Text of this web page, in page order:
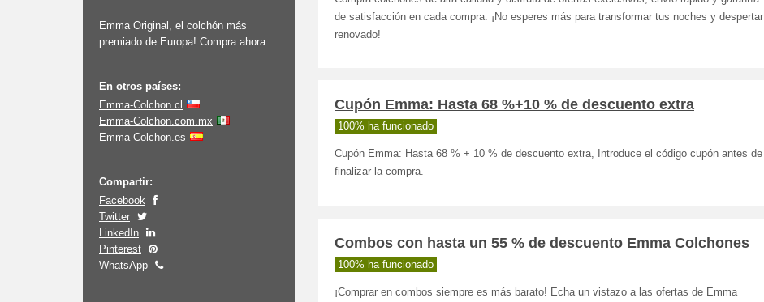
Emma Original, el colchón más
premiado de Europa! Compra ahora.
En otros países:
Emma-Colchon.cl
Emma-Colchon.com.mx
Emma-Colchon.es
Compartir:
Facebook
Twitter
LinkedIn
Pinterest
WhatsApp
de satisfacción en cada compra. ¡No esperes más para transformar tus noches y despertar
renovado!
Cupón Emma: Hasta 68 %+10 % de descuento extra
100% ha funcionado
Cupón Emma: Hasta 68 % + 10 % de descuento extra, Introduce el código cupón antes de
finalizar la compra.
Combos con hasta un 55 % de descuento Emma Colchones
100% ha funcionado
¡Comprar en combos siempre es más barato! Echa un vistazo a las ofertas de Emma